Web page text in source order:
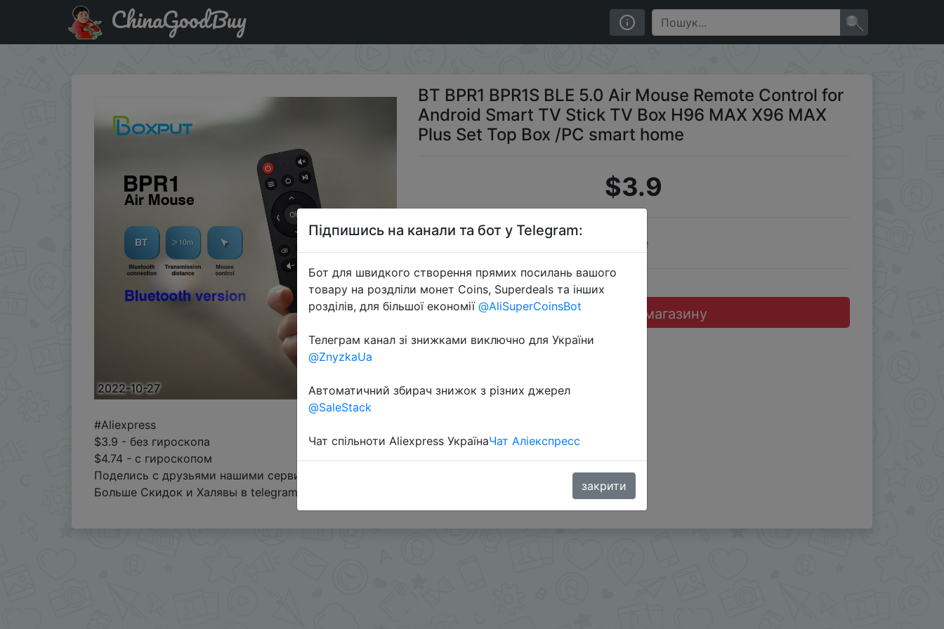
Знижка на BT BPR1 BPR1S BLE 5.0 Air Mouse Remote Control for Android Smart TV Stick TV Box H96 MAX X96 MAX Plus Set Top Box /PC smart home
ChinaGoodBuy
2022-10-27
BT BPR1 BPR1S BLE 5.0 Air Mouse Remote Control for
Android Smart TV Stick TV Box H96 MAX X96 MAX
Plus Set Top Box /PC smart home
$3.9
Sale
Перейти до магазину
#Aliexpress
$3.9 - без гироскопа
$4.74 - с гироскопом
Поделись с друзьями нашими сервисами - @Skidkovozik - Отправить другу
Больше Скидок и Халявы в telegram
Підпишись на канали та бот у Telegram:
Бот для швидкого створення прямих посилань вашого
товару на роздліли монет Coins, Superdeals та інших
розділів, для більшої економії @AliSuperCoinsBot
Телеграм канал зі знижками виключно для України
@ZnyzkaUa
Автоматичний збирач знижок з різних джерел
@SaleStack
Чат спільноти Aliexpress УкраїнаЧат Аліекспресс
закрити